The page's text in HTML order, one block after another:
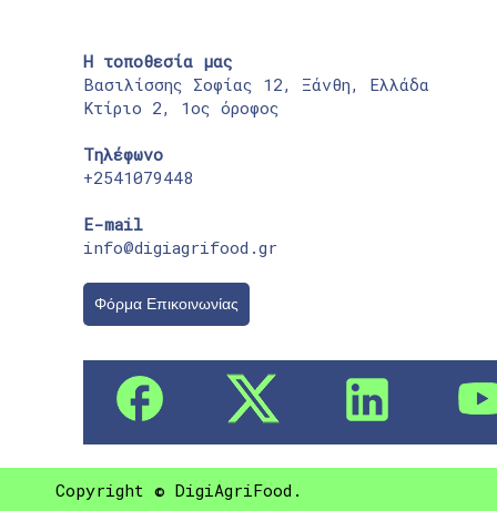
Η τοποθεσία μας
Βασιλίσσης Σοφίας 12, Ξάνθη, Ελλάδα
Κτίριο 2, 1ος όροφος
Τηλέφωνο
+2541079448
E-mail
info@digiagrifood.gr
Φόρμα Επικοινωνίας
Copyright © DigiAgriFood.